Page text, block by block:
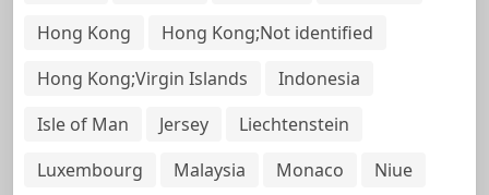
Hong Kong
Hong Kong;Not identified
Hong Kong;Virgin Islands
Indonesia
Isle of Man
Jersey
Liechtenstein
Luxembourg
Malaysia Monaco
Niue